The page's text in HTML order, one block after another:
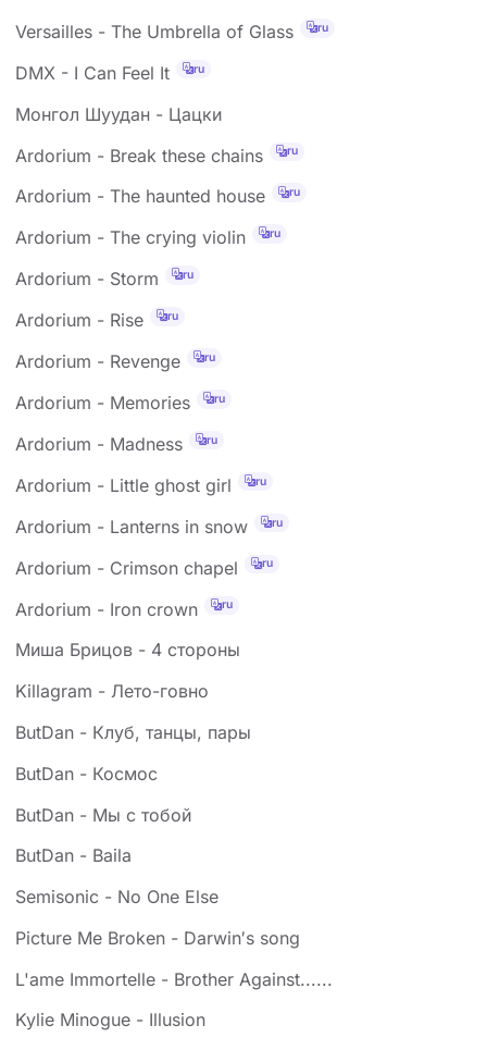
Versailles - The Umbrella of Glass ru
DMX - I Can Feel It ru
Монгол Шуудан - Цацки
Ardorium - Break these chains
ru
Ardorium - The haunted house ru
Ardorium - The crying violin ru
Ardorium - Storm ru
Ardorium - Rise ru
Ardorium - Revenge ru
Ardorium - Memories ru
Ardorium - Madness ru
Ardorium - Little ghost girl ru
Ardorium - Lanterns in snow ru
Ardorium - Crimson chapel ru
Ardorium - Iron crown ru
Миша Брицов - 4 стороны
Killagram - Лето-говно
ButDan - Клуб, танцы, пары
ButDan - Космос
ButDan - Мы с тобой
ButDan - Baila
Semisonic - No One Else
Picture Me Broken - Darwin′s song
L'ame Immortelle - Brother Against......
Kylie Minogue - Illusion